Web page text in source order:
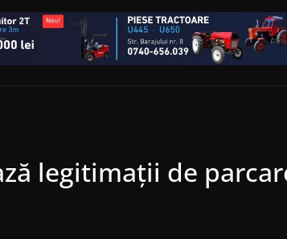
legitimații de